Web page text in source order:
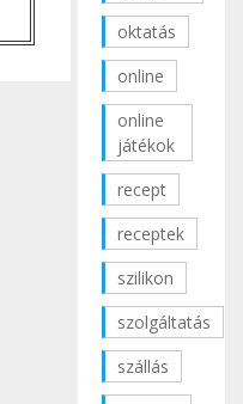
oktatás
online
online
játékok
recept
receptek
szilikon
szolgáltatás
szállás